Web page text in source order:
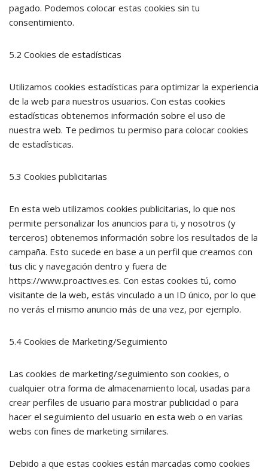
pagado. Podemos colocar estas cookies sin tu
consentimiento.
5.2 Cookies de estadísticas
Utilizamos cookies estadísticas para optimizar la experiencia
de la web para nuestros usuarios. Con estas cookies
estadísticas obtenemos información sobre el uso de
nuestra web. Te pedimos tu permiso para colocar cookies
de estadísticas.
5.3 Cookies publicitarias
En esta web utilizamos cookies publicitarias, lo que nos
permite personalizar los anuncios para ti, y nosotros (y
terceros) obtenemos información sobre los resultados de la
campaña. Esto sucede en base a un perfil que creamos con
tus clic y navegación dentro y fuera de
https://www.proactives.es. Con estas cookies tú, como
visitante de la web, estás vinculado a un ID único, por lo que
no verás el mismo anuncio más de una vez, por ejemplo.
5.4 Cookies de Marketing/Seguimiento
Las cookies de marketing/seguimiento son cookies, o
cualquier otra forma de almacenamiento local, usadas para
crear perfiles de usuario para mostrar publicidad o para
hacer el seguimiento del usuario en esta web o en varias
webs con fines de marketing similares.
Debido a que estas cookies están marcadas como cookies